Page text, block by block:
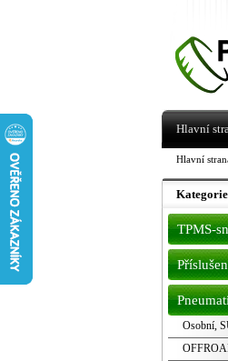
Hlavní
Kategorie
TPMS-
pneu
Osobní,
Levné
a litá
Hlavní